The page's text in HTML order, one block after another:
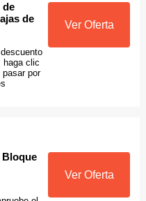
de
de
haga clic
por
Ver Oferta
Bloque
Ver Oferta